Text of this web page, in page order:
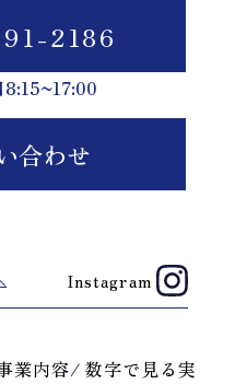
2186
合わせ
Instagram
業内容/数字で見る実